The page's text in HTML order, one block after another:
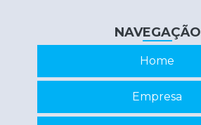
Recuperação de circuitos eletrônicos
NAVEGAÇÃO
Home
Empresa